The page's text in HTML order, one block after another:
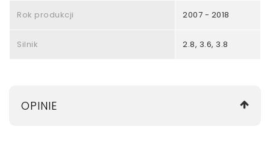
Rok produkcji 2007 - 2018
Silnik 2.8, 3.6, 3.8
OPINIE